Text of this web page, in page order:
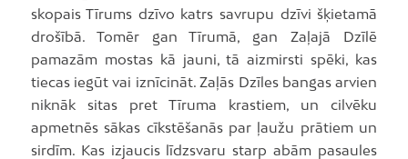
skopais Tīrums dzīvo katrs savrupu dzīvi šķietamā
drošībā. Tomēr gan Tīrumā, gan Zaļajā Dzīlē
pamazām mostas kā jauni, tā aizmirsti spēki, kas
tiecas iegūt vai iznīcināt. Zaļās Dzīles bangas arvien
niknāk sitas pret Tīruma krastiem, un cilvēku
apmetnēs sākas cīkstēšanās par ļaužu prātiem un
sirdīm. Kas izjaucis līdzsvaru starp abām pasaules